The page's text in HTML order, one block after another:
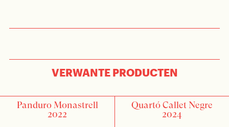
VERWANTE PRODUCTEN
Panduro Monastrell
2022
Quartó Callet Negre
2024